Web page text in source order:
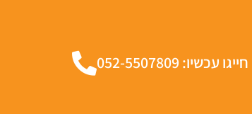
חייגו עכשיו: 052-5507809